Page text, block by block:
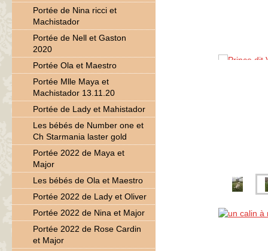
Portée de Nina ricci et
Machistador
Portée de Nell et Gaston
2020
Portée Ola et Maestro
Portée Mlle Maya et
Machistador 13.11.20
Portée de Lady et Mahistador
Les bébés de Number one et
Ch Starmania laster gold
Portée 2022 de Maya et
Major
Les bébés de Ola et Maestro
Portée 2022 de Lady et Oliver
Portée 2022 de Nina et Major
Portée 2022 de Rose Cardin
et Major